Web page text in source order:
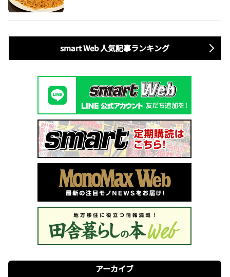
smart Web 人気記事ランキング
アーカイブ